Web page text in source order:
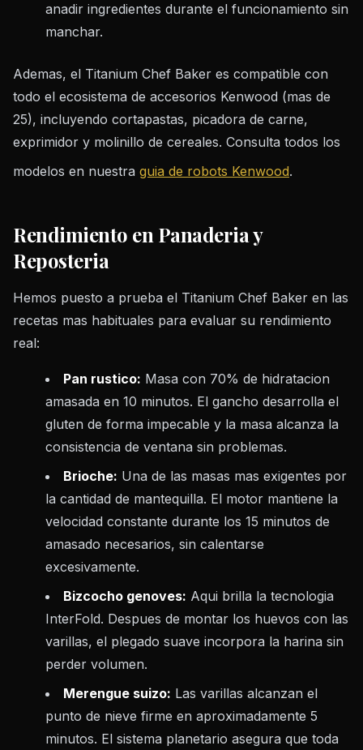
anadir ingredientes durante el funcionamiento sin
manchar.
Ademas, el Titanium Chef Baker es compatible con
todo el ecosistema de accesorios Kenwood (mas de
25), incluyendo cortapastas, picadora de carne,
exprimidor y molinillo de cereales. Consulta todos los
modelos en nuestra guia de robots Kenwood.
Rendimiento en Panaderia y
Reposteria
Hemos puesto a prueba el Titanium Chef Baker en las
recetas mas habituales para evaluar su rendimiento
real:
Pan rustico: Masa con 70% de hidratacion
amasada en 10 minutos. El gancho desarrolla el
gluten de forma impecable y la masa alcanza la
consistencia de ventana sin problemas.
Brioche: Una de las masas mas exigentes por
la cantidad de mantequilla. El motor mantiene la
velocidad constante durante los 15 minutos de
amasado necesarios, sin calentarse
excesivamente.
Bizcocho genoves: Aqui brilla la tecnologia
InterFold. Despues de montar los huevos con las
varillas, el plegado suave incorpora la harina sin
perder volumen.
Merengue suizo: Las varillas alcanzan el
punto de nieve firme en aproximadamente 5
minutos. El sistema planetario asegura que toda